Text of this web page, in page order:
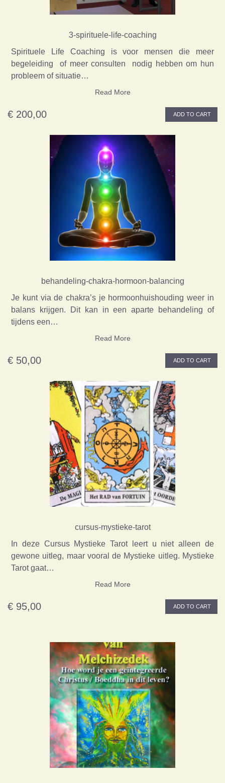
3-spirituele-life-coaching
Spirituele Life Coaching is voor mensen die meer
begeleiding of meer consulten nodig hebben om hun
probleem of situatie…
Read More
€ 200,00 ADD TO CART
behandeling-chakra-hormoon-balancing
Je kunt via de chakra’s je hormoonhuishouding weer in
balans krijgen. Dit kan in een aparte behandeling of
tijdens een…
Read More
€ 50,00 ADD TO CART
cursus-mystieke-tarot
In deze Cursus Mystieke Tarot leert u niet alleen de
gewone uitleg, maar vooral de Mystieke uitleg. Mystieke
Tarot gaat…
Read More
€ 95,00 ADD TO CART